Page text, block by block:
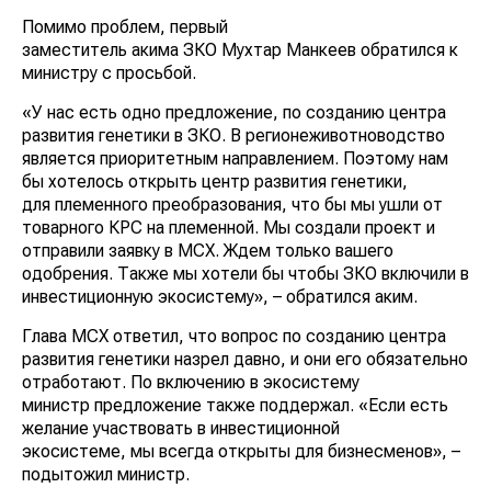
Помимо проблем, первый
заместитель акима ЗКО Мухтар Манкеев обратился к
министру с просьбой.
«У нас есть одно предложение, по созданию центра
развития генетики в ЗКО. В регионеживотноводство
является приоритетным направлением. Поэтому нам
бы хотелось открыть центр развития генетики,
для племенного преобразования, что бы мы ушли от
товарного КРС на племенной. Мы создали проект и
отправили заявку в МСХ. Ждем только вашего
одобрения. Также мы хотели бы чтобы ЗКО включили в
инвестиционную экосистему», – обратился аким.
Глава МСХ ответил, что вопрос по созданию центра
развития генетики назрел давно, и они его обязательно
отработают. По включению в экосистему
министр предложение также поддержал. «Если есть
желание участвовать в инвестиционной
экосистеме, мы всегда открыты для бизнесменов», –
подытожил министр.